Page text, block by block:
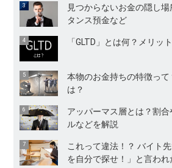
見つからないお金の隠し場
タンス預金など
「GLTD」とは何？メリッ
本物のお金持ちの特徴っ
は？
アッパーマス層とは？割
ルなどを解説
これって違法！？ バイト
を自分で探せ！」と言われ